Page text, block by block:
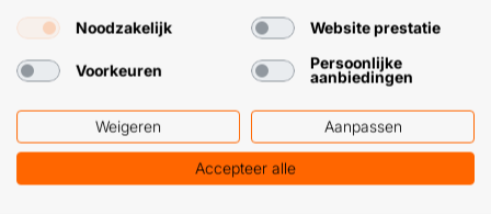
hechting
, mits je ‘m correct aanbrengt natuurlijk. Het kost
je wat aandrukwerk, maar aanbrengen gaat gemakkelijk
met eenspuitpistool
(of spuitbus) én de lijm is zowel
Isolatie lijmen met spuitschuim -zoals deze- is een andere
optie. Naast een relatief eenvoudige verwerking is-ie ook
Noodzakelijk Website prestatie
Voorkeuren
Persoonlijke
aanbiedingen
Weigeren Aanpassen
Accepteer alle